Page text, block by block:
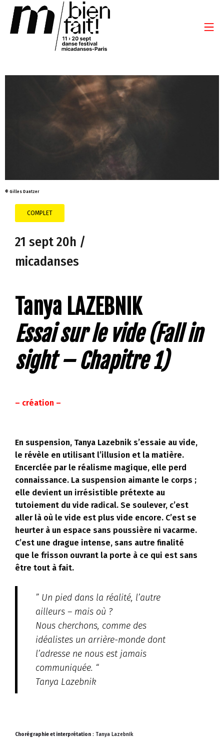
© Gilles Dantzer
COMPLET
21 sept 20h /
micadanses
Tanya LAZEBNIK
Essai sur le vide (Fall in
sight – Chapitre 1)
– création –
En suspension, Tanya Lazebnik s’essaie au vide,
le révèle en utilisant l’illusion et la matière.
Encerclée par le réalisme magique, elle perd
connaissance. La suspension aimante le corps ;
elle devient un irrésistible prétexte au
tutoiement du vide radical. Se soulever, c’est
aller là où le vide est plus vide encore. C’est se
heurter à un espace sans poussière ni vacarme.
C’est une drague intense, sans autre finalité
que le frisson ouvrant la porte à ce qui est sans
être tout à fait.
” Un pied dans la réalité, l’autre
ailleurs – mais où ?
Nous cherchons, comme des
idéalistes un arrière-monde dont
l’adresse ne nous est jamais
communiquée. “
Tanya Lazebnik
Chorégraphie et interprétation : Tanya Lazebnik